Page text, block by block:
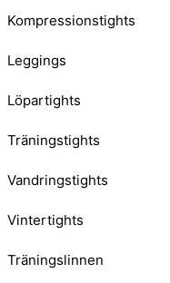
Kompressionstights
Leggings
Löpartights
Träningstights
Vandringstights
Vintertights
Träningslinnen